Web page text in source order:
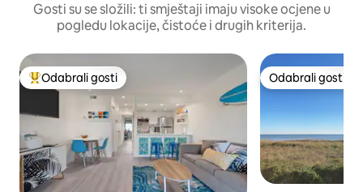
Gosti su se složili: ti smještaji imaju visoke ocjene u
pogledu lokacije, čistoće i drugih kriterija.
Među najviše rangiranima s oznakom „Odabrali gosti”
Odabrali gosti Odabrali gosti
Odabrali gosti